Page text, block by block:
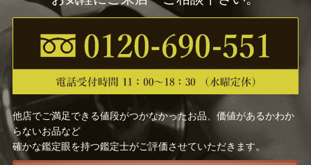
他店でご満足できる値段がつかなかったお品、価値があるかわか
らないお品など
確かな鑑定眼を持つ鑑定士がご評価させていただきます。